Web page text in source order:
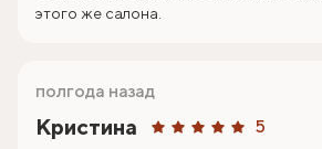
этого же салона.
Кристина 5
полгода назад